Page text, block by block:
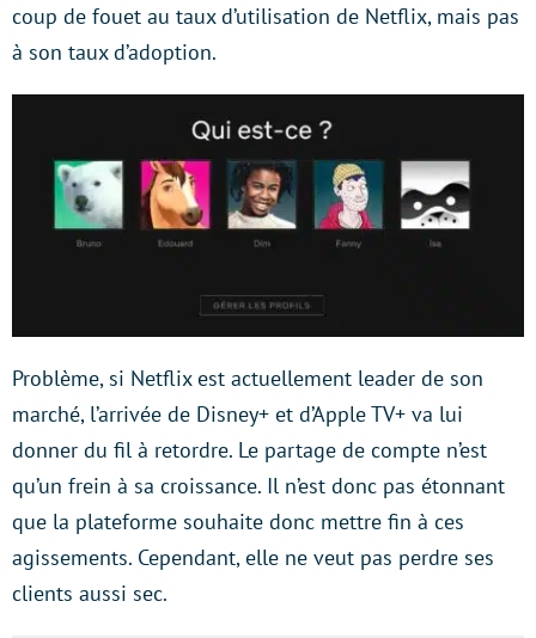
coup de fouet au taux d’utilisation de Netflix, mais pas
à son taux d’adoption.
Problème, si Netflix est actuellement leader de son
marché, l’arrivée de Disney+ et d’Apple TV+ va lui
donner du fil à retordre. Le partage de compte n’est
qu’un frein à sa croissance. Il n’est donc pas étonnant
que la plateforme souhaite donc mettre fin à ces
agissements. Cependant, elle ne veut pas perdre ses
clients aussi sec.